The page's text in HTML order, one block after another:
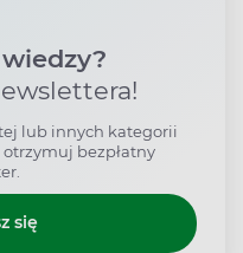
lub innych kategorii
bezpłatny
się